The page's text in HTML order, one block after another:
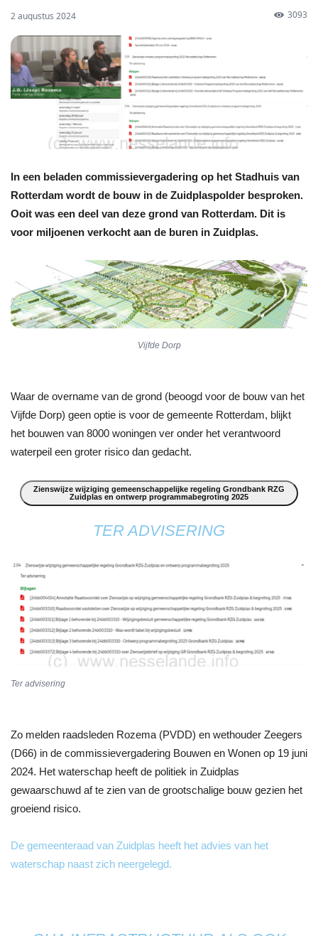
2 augustus 2024 3093
In een beladen commissievergadering op het Stadhuis van
Rotterdam wordt de bouw in de Zuidplaspolder besproken.
Ooit was een deel van deze grond van Rotterdam. Dit is
voor miljoenen verkocht aan de buren in Zuidplas.
Vijfde Dorp
Waar de overname van de grond (beoogd voor de bouw van het
Vijfde Dorp) geen optie is voor de gemeente Rotterdam, blijkt
het bouwen van 8000 woningen ver onder het verantwoord
waterpeil een groter risico dan gedacht.
Zienswijze wijziging gemeenschappelijke regeling Grondbank RZG
Zuidplas en ontwerp programmabegroting 2025
TER ADVISERING
Ter advisering
Zo melden raadsleden Rozema (PVDD) en wethouder Zeegers
(D66) in de commissievergadering Bouwen en Wonen op 19 juni
2024. Het waterschap heeft de politiek in Zuidplas
gewaarschuwd af te zien van de grootschalige bouw gezien het
groeiend risico.
De gemeenteraad van Zuidplas heeft het advies van het
waterschap naast zich neergelegd.